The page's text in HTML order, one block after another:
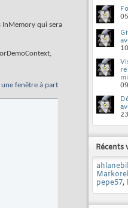
InMemory qui sera
une fenêtre à part
Récents
Markorel
pepe57,